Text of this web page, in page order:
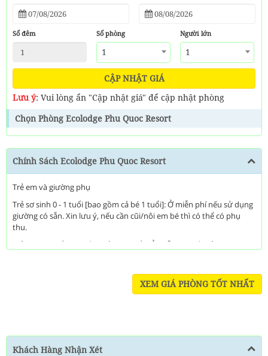
Số đêm Số phòng
1
Người lớn
1
CẬP NHẬT GIÁ
Lưu ý: Vui lòng ẩn "Cập nhật giá" để cập nhật phòng
Chọn Phòng Ecolodge Phu Quoc Resort
Chính Sách Ecolodge Phu Quoc Resort
Trẻ em và giường phụ
Trẻ sơ sinh 0 - 1 tuổi [bao gồm cả bé 1 tuổi]: Ở miễn phí nếu sử dụng
giường có sẵn. Xin lưu ý, nếu cần cũi/nôi em bé thì có thể có phụ
thu.
Trẻ em 2-5 tuổi [bao gồm cả bé 5 tuổi] Ở miễn phí nếu sử dụng
XEM GIÁ PHÒNG TỐT NHẤT
Khách Hàng Nhận Xét